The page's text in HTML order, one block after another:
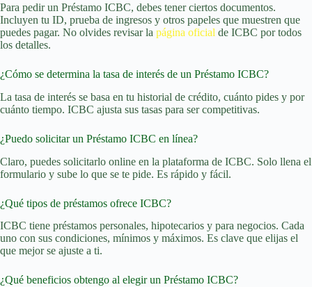
Para pedir un Préstamo ICBC, debes tener ciertos documentos.
Incluyen tu ID, prueba de ingresos y otros papeles que muestren que
puedes pagar. No olvides revisar la página oficial de ICBC por todos
los detalles.
¿Cómo se determina la tasa de interés de un Préstamo ICBC?
La tasa de interés se basa en tu historial de crédito, cuánto pides y por
cuánto tiempo. ICBC ajusta sus tasas para ser competitivas.
¿Puedo solicitar un Préstamo ICBC en línea?
Claro, puedes solicitarlo online en la plataforma de ICBC. Solo llena el
formulario y sube lo que se te pide. Es rápido y fácil.
¿Qué tipos de préstamos ofrece ICBC?
ICBC tiene préstamos personales, hipotecarios y para negocios. Cada
uno con sus condiciones, mínimos y máximos. Es clave que elijas el
que mejor se ajuste a ti.
¿Qué beneficios obtengo al elegir un Préstamo ICBC?